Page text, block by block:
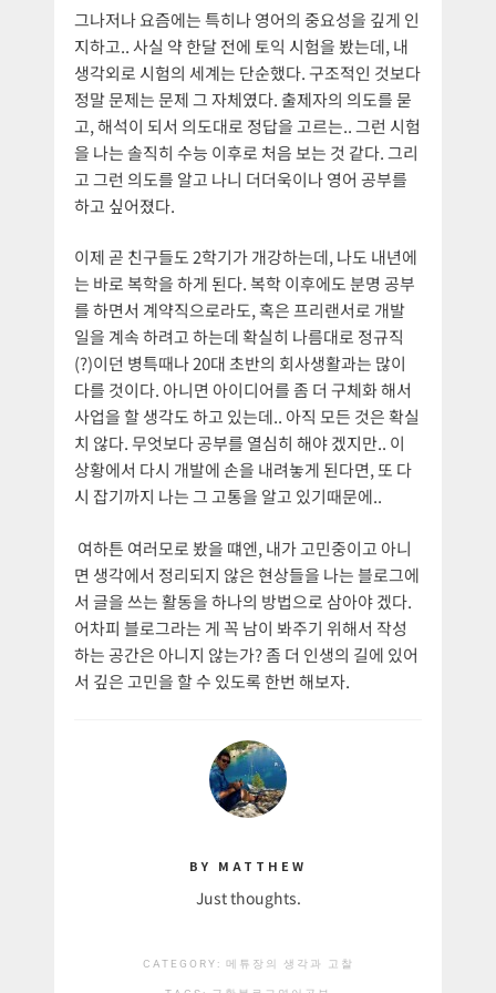
그나저나 요즘에는 특히나 영어의 중요성을 깊게 인
지하고.. 사실 약 한달 전에 토익 시험을 봤는데, 내
생각외로 시험의 세계는 단순했다. 구조적인 것보다
정말 문제는 문제 그 자체였다. 출제자의 의도를 묻
고, 해석이 되서 의도대로 정답을 고르는.. 그런 시험
을 나는 솔직히 수능 이후로 처음 보는 것 같다. 그리
고 그런 의도를 알고 나니 더더욱이나 영어 공부를
하고 싶어졌다.
이제 곧 친구들도 2학기가 개강하는데, 나도 내년에
는 바로 복학을 하게 된다. 복학 이후에도 분명 공부
를 하면서 계약직으로라도, 혹은 프리랜서로 개발
일을 계속 하려고 하는데 확실히 나름대로 정규직
(?)이던 병특때나 20대 초반의 회사생활과는 많이
다를 것이다. 아니면 아이디어를 좀 더 구체화 해서
사업을 할 생각도 하고 있는데.. 아직 모든 것은 확실
치 않다. 무엇보다 공부를 열심히 해야 겠지만.. 이
상황에서 다시 개발에 손을 내려놓게 된다면, 또 다
시 잡기까지 나는 그 고통을 알고 있기때문에..
여하튼 여러모로 봤을 떄엔, 내가 고민중이고 아니
면 생각에서 정리되지 않은 현상들을 나는 블로그에
서 글을 쓰는 활동을 하나의 방법으로 삼아야 겠다.
어차피 블로그라는 게 꼭 남이 봐주기 위해서 작성
하는 공간은 아니지 않는가? 좀 더 인생의 길에 있어
서 깊은 고민을 할 수 있도록 한번 해보자.
BY MATTHEW
Just thoughts.
CATEGORY: 메튜장의 생각과 고찰